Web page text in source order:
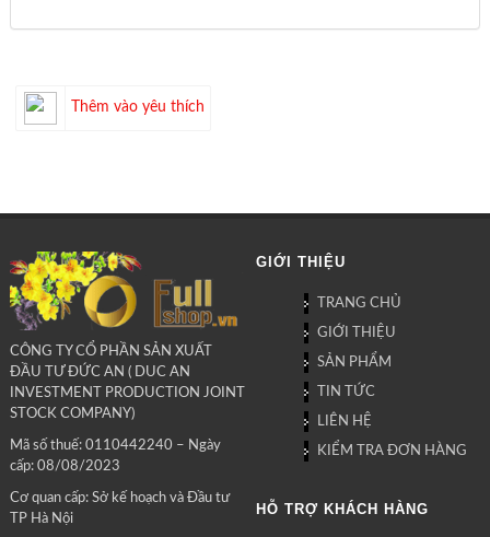
Thêm vào yêu thích
CÔNG TY CỔ PHẦN SẢN XUẤT
ĐẦU TƯ ĐỨC AN ( DUC AN
INVESTMENT PRODUCTION JOINT
STOCK COMPANY)
Mã số thuế: 0110442240 – Ngày
cấp: 08/08/2023
Cơ quan cấp: Sở kế hoạch và Đầu tư
TP Hà Nội
GIỚI THIỆU
TRANG CHỦ
GIỚI THIỆU
SẢN PHẨM
TIN TỨC
LIÊN HỆ
KIỂM TRA ĐƠN HÀNG
HỖ TRỢ KHÁCH HÀNG